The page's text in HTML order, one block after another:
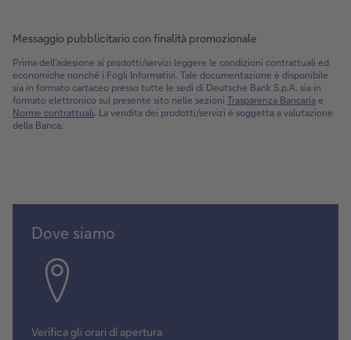
Messaggio pubblicitario con finalità promozionale
Prima dell’adesione ai prodotti/servizi leggere le condizioni contrattuali ed
economiche nonché i Fogli Informativi. Tale documentazione è disponibile
sia in formato cartaceo presso tutte le sedi di Deutsche Bank S.p.A. sia in
formato elettronico sul presente sito nelle sezioni Trasparenza Bancaria e
Norme contrattuali . La vendita dei prodotti/servizi è soggetta a valutazione
della Banca.
Cerca
Dove siamo
Verifica gli orari di apertura